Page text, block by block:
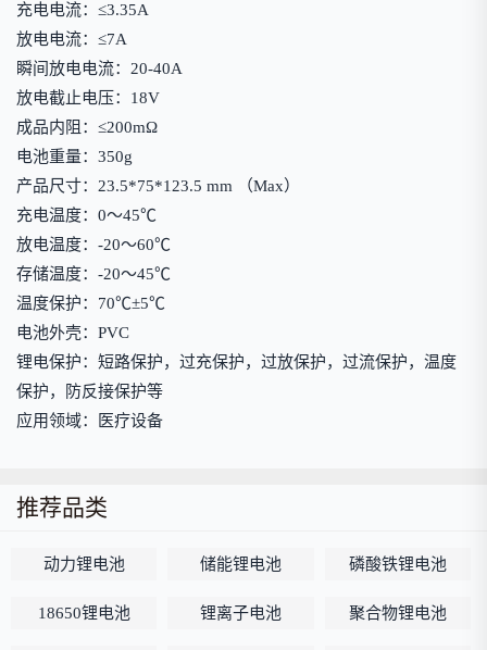
充电电流：≤3.35A
放电电流：≤7A
瞬间放电电流：20-40A
放电截止电压：18V
成品内阻：≤200mΩ
电池重量：350g
产品尺寸：23.5*75*123.5 mm （Max）
充电温度：0～45℃
放电温度：-20～60℃
存储温度：-20～45℃
温度保护：70℃±5℃
电池外壳：PVC
锂电保护：短路保护，过充保护，过放保护，过流保护，温度
保护，防反接保护等
应用领域：医疗设备
推荐品类
动力锂电池 储能锂电池 磷酸铁锂电池
18650锂电池 锂离子电池 聚合物锂电池